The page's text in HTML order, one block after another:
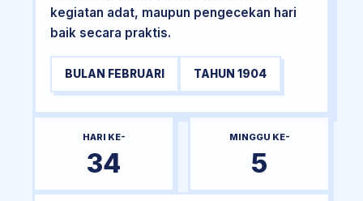
kegiatan adat, maupun pengecekan hari
baik secara praktis.
BULAN FEBRUARI TAHUN 1904
HARI KE-
34
MINGGU KE-
5